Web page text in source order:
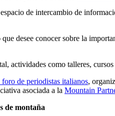
de intercambio de
desee conocer sobre la
actividades como talleres,
foro de periodistas italianos,
asociada a la Mountain
de montaña